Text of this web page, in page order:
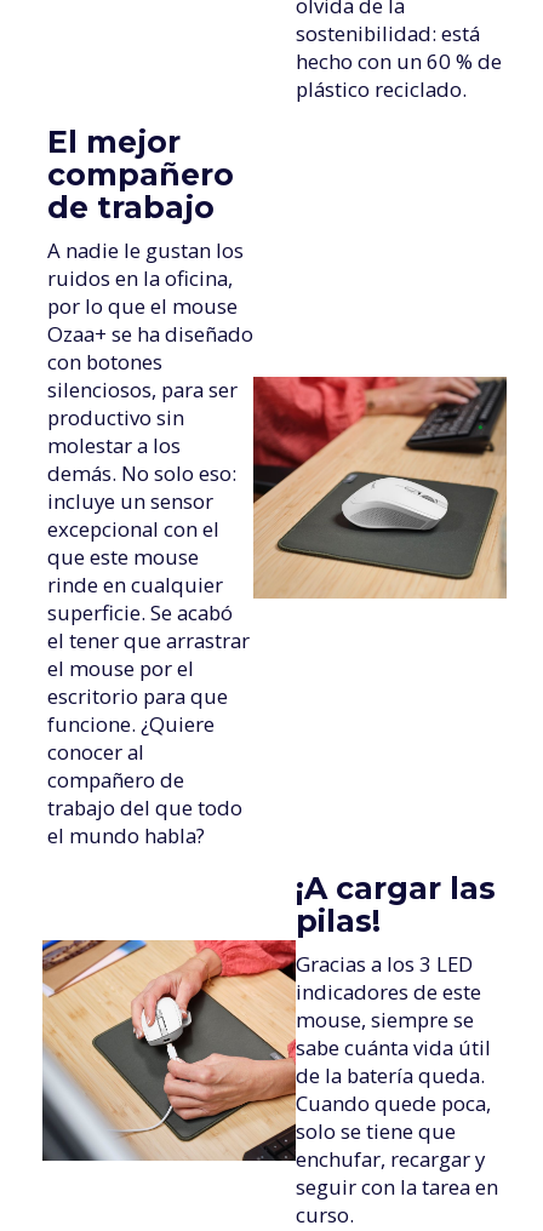
sostenibilidad: está
hecho con un 60 % de
plástico reciclado.
El mejor
compañero
de trabajo
A nadie le gustan los
ruidos en la oficina,
por lo que el mouse
Ozaa+ se ha diseñado
con botones
silenciosos, para ser
productivo sin
molestar a los
demás. No solo eso:
incluye un sensor
excepcional con el
que este mouse
rinde en cualquier
superficie. Se acabó
el tener que arrastrar
el mouse por el
escritorio para que
funcione. ¿Quiere
conocer al
compañero de
trabajo del que todo
el mundo habla?
¡A cargar las
pilas!
Gracias a los 3 LED
indicadores de este
mouse, siempre se
sabe cuánta vida útil
de la batería queda.
Cuando quede poca,
solo se tiene que
enchufar, recargar y
seguir con la tarea en
curso.